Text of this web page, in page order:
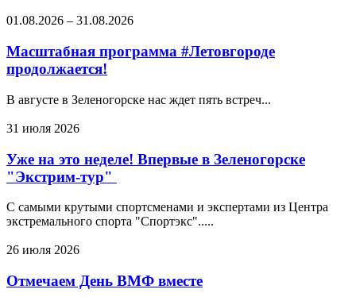
01.08.2026 – 31.08.2026
Масштабная программа #Летовгороде
продолжается!
В августе в Зеленогорске нас ждет пять встреч...
31 июля 2026
Уже на это неделе! Впервые в Зеленогорске
"Экстрим-тур"
С самыми крутыми спортсменами и экспертами из Центра
экстремального спорта "Спортэкс".....
26 июля 2026
Отмечаем День ВМФ вместе